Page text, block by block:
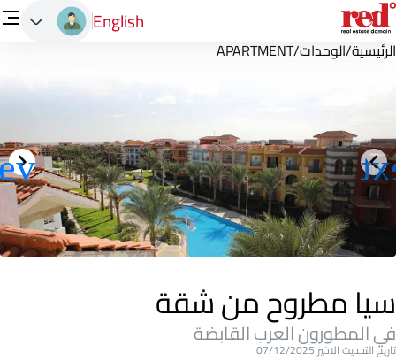
English
الرئيسية/الوحدات/
APARTMENT
سيا مطروح من شقة
في المطورون العرب القابضة
تاريخ التحديث الاخير 07/12/2025